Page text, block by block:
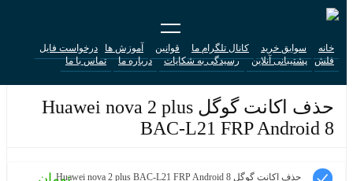
خانه سوابق خرید کانال تلگرام ما قوانین آموزش ها
درخواست فایل
فلش
پشتیبانی آنلاین رسیدگی به شکایات درباره ما تماس با ما
حذف اکانت گوگل Huawei nova 2 plus
BAC-L21 FRP Android 8
حذف اکانت گوگل Huawei nova 2 plus BAC-L21 FRP Android 8